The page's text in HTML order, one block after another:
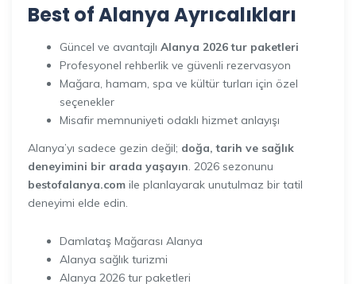
Best of Alanya Ayrıcalıkları
Güncel ve avantajlı Alanya 2026 tur paketleri
Profesyonel rehberlik ve güvenli rezervasyon
Mağara, hamam, spa ve kültür turları için özel
seçenekler
Misafir memnuniyeti odaklı hizmet anlayışı
Alanya’yı sadece gezin değil; doğa, tarih ve sağlık
deneyimini bir arada yaşayın . 2026 sezonunu
bestofalanya.com ile planlayarak unutulmaz bir tatil
deneyimi elde edin.
Damlataş Mağarası Alanya
Alanya sağlık turizmi
Alanya 2026 tur paketleri